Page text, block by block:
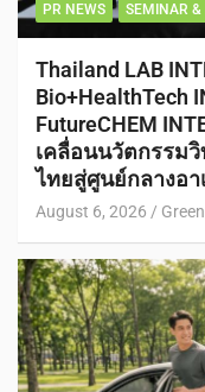
PR NEWS SEMINAR &
Thailand LAB
Bio+HealthTech
FutureCHEM
เคลื่อนนวัตกรรม
ไทยสู่ศูนย์กลางอา
August 6, 2026